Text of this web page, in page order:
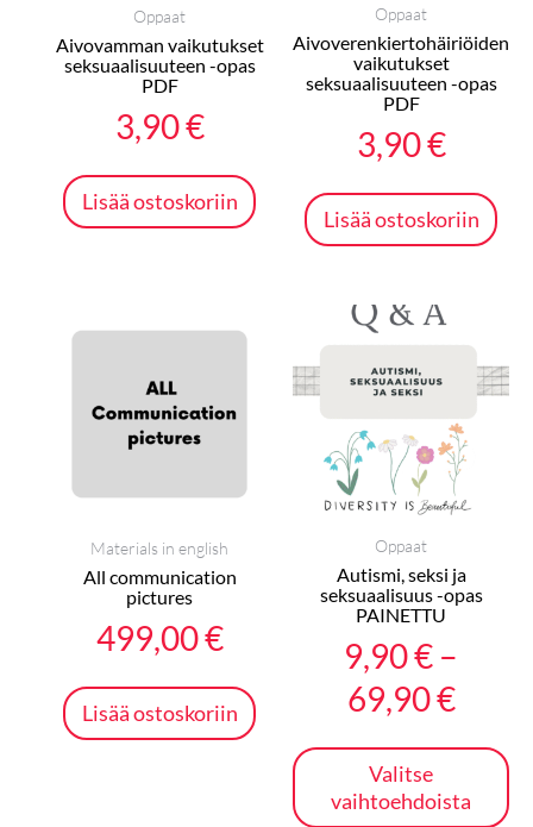
Oppaat
Aivovamman vaikutukset
seksuaalisuuteen -opas
PDF
3,90€
Lisää ostoskoriin
Oppaat
Aivoverenkiertohäiriöiden
vaikutukset
seksuaalisuuteen -opas
PDF
3,90€
Lisää ostoskoriin
Materials in english
All communication
pictures
499,00€
Lisää ostoskoriin
Oppaat
Autismi, seksi ja
seksuaalisuus -opas
PAINETTU
9,90€ –
69,90€
9,90
-
Valitse
vaihtoehdoista
on